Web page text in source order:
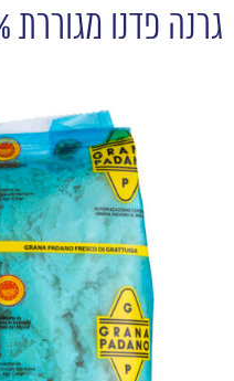
גרנה פדנו מגוררת 29%